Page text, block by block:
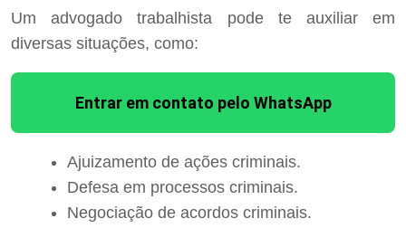
Um advogado trabalhista pode te auxiliar em
diversas situações, como:
Entrar em contato pelo WhatsApp
Ajuizamento de ações criminais.
Defesa em processos criminais.
Negociação de acordos criminais.